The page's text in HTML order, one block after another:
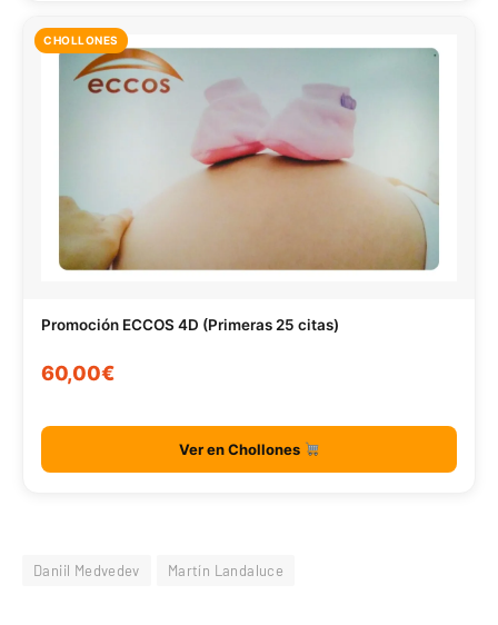
CHOLLONES
Promoción ECCOS 4D (Primeras 25 citas)
60,00€
Ver en Chollones
Daniil Medvedev Martín Landaluce